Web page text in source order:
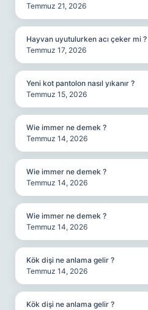
Temmuz 21, 2026
Hayvan uyutulurken acı çeker mi ?
Temmuz 17, 2026
Yeni kot pantolon nasıl yıkanır ?
Temmuz 15, 2026
Wie immer ne demek ?
Temmuz 14, 2026
Wie immer ne demek ?
Temmuz 14, 2026
Wie immer ne demek ?
Temmuz 14, 2026
Kök dişi ne anlama gelir ?
Temmuz 14, 2026
Kök dişi ne anlama gelir ?